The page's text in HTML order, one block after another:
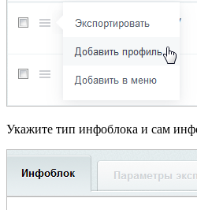
Укажите тип инфоблока и сам